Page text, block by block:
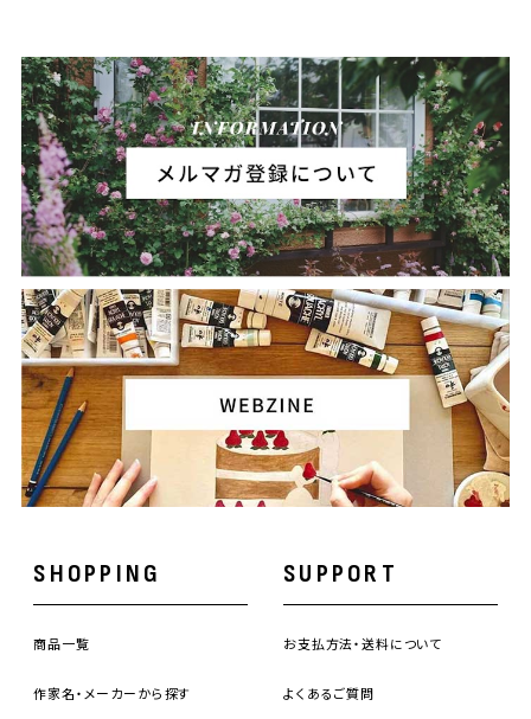
SHOPPING
商品一覧
作家名・メーカーから探す
SUPPORT
お支払方法・送料について
よくあるご質問